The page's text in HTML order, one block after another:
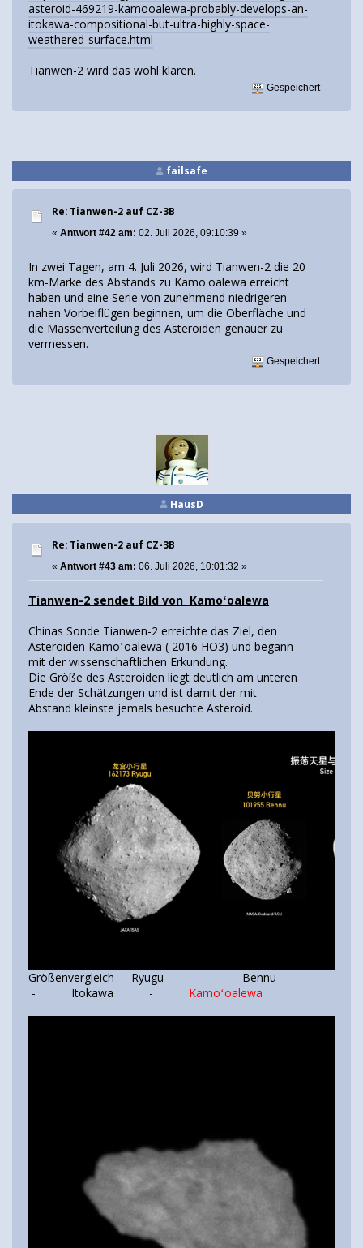
asteroid-469219-kamooalewa-probably-develops-an-
itokawa-compositional-but-ultra-highly-space-
weathered-surface.html
Tianwen-2 wird das wohl klären.
Gespeichert
failsafe
Re: Tianwen-2 auf CZ-3B
« Antwort #42 am: 02. Juli 2026, 09:10:39 »
In zwei Tagen, am 4. Juli 2026, wird Tianwen-2 die 20
km-Marke des Abstands zu Kamo'oalewa erreicht
haben und eine Serie von zunehmend niedrigeren
nahen Vorbeiflügen beginnen, um die Oberfläche und
die Massenverteilung des Asteroiden genauer zu
vermessen.
Gespeichert
HausD
Re: Tianwen-2 auf CZ-3B
« Antwort #43 am: 06. Juli 2026, 10:01:32 »
Tianwen-2 sendet Bild von Kamoʻoalewa
Chinas Sonde Tianwen-2 erreichte das Ziel, den
Asteroiden Kamoʻoalewa ( 2016 HO3) und begann
mit der wissenschaftlichen Erkundung.
Die Größe des Asteroiden liegt deutlich am unteren
Ende der Schätzungen und ist damit der mit
Abstand kleinste jemals besuchte Asteroid.
Größenvergleich - Ryugu - Bennu
- Itokawa - Kamoʻoalewa